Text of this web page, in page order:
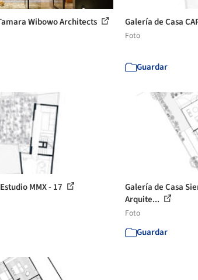
Wibowo Architects Galería de Casa
Foto
Guardar
MMX - 17
Galería de Casa
Arquite...
Foto
Guardar